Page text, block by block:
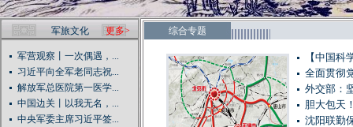
军旅文化 更多>
军营观察丨一次偶遇，...
习近平向全军老同志祝...
解放军总医院第一医学...
中国边关丨以我无名，...
中央军委主席习近平签...
综合专题
【中国科
全面贯彻
外交部：
胆大包天
沈阳联勤